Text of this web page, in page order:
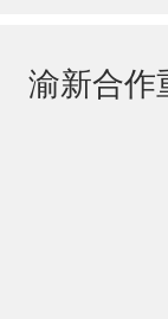
渝新合作